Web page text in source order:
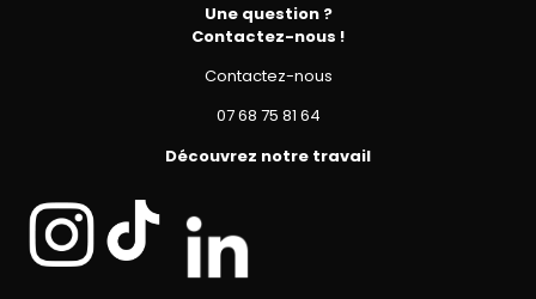
Une question ?
Contactez-nous !
Contactez-nous
07 68 75 81 64
Découvrez notre travail